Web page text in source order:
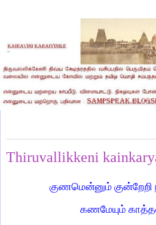
Thiruvallikkeni
குணமென்னும் குன்றேறி
கணமேயும்